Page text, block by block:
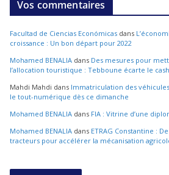
Vos commentaires
Facultad de Ciencias Económicas dans
croissance : Un bon départ pour 2022
Mohamed BENALIA dans Des mesures pour
l’allocation touristique : Tebboune écarte le
Mahdi Mahdi dans Immatriculation des
le tout-numérique dès ce dimanche
Mohamed BENALIA dans FIA : Vitrine d’une
Mohamed BENALIA dans ETRAG Constantine :
tracteurs pour accélérer la mécanisation